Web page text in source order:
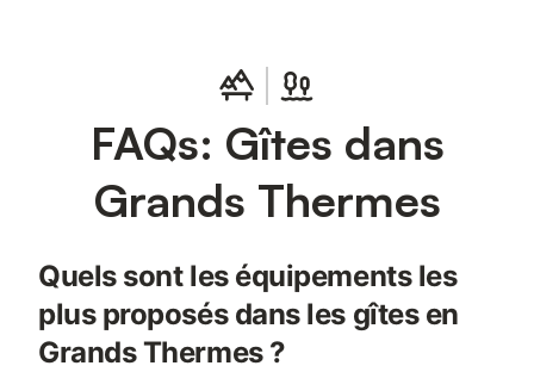
FAQs: Gîtes dans
Grands Thermes
Quels sont les équipements les
plus proposés dans les gîtes en
Grands Thermes ?